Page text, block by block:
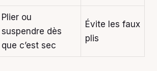
Plier ou
suspendre dès
que c’est sec
Évite les faux
plis